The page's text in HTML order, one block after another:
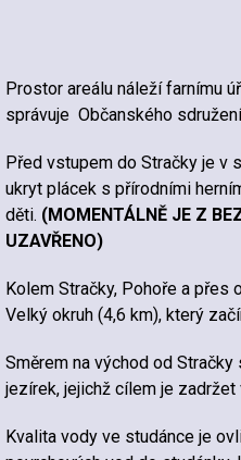
Prostor areálu náleží farnímu
správuje Občanského
Před vstupem do Stračky je v
ukryt plácek s přírodními
děti. (MOMENTÁLNĚ JE Z
UZAVŘENO)
Kolem Stračky, Pohoře a
Velký okruh (4,6 km), který
Směrem na východ od
jezírek, jejichž cílem je zadržet
Kvalita vody ve studánce je